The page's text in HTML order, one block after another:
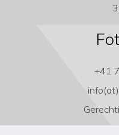
+41